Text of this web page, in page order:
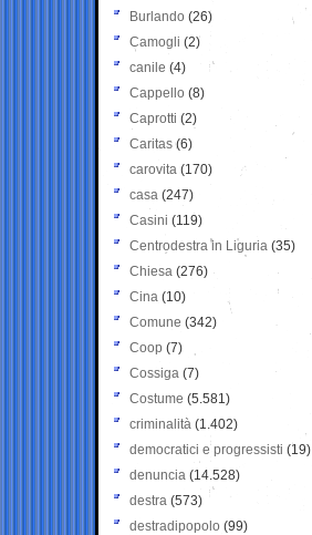
Burlando (26)
Camogli (2)
canile (4)
Cappello (8)
Caprotti (2)
Caritas (6)
carovita (170)
casa (247)
Casini (119)
Centrodestra in Liguria (35)
Chiesa (276)
Cina (10)
Comune (342)
Coop (7)
Cossiga (7)
Costume (5.581)
criminalità (1.402)
democratici e progressisti (19)
denuncia (14.528)
destra (573)
destradipopolo (99)